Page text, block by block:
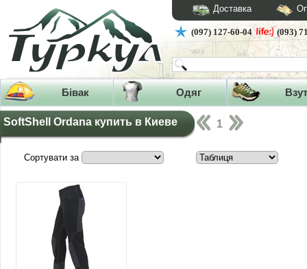
Доставка
(097) 127-60-04 (093)
Бівак Одяг
SoftShell Ordana купить в Киеве 1
Сортувати за